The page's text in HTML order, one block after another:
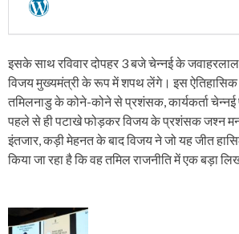
इसके साथ रविवार दोपहर 3 बजे चेन्नई के
विजय मुख्यमंत्री के रूप में शपथ लेंगे। इस
तमिलनाडु के कोने-कोने से प्रशंसक, कार्यकर्ता चेन्नई
पहले से ही पटाखे फोड़कर विजय के प्रशंसक जश्न
इंतजार, कड़ी मेहनत के बाद विजय ने जो यह जीत
किया जा रहा है कि वह तमिल राजनीति में एक बड़ा
P